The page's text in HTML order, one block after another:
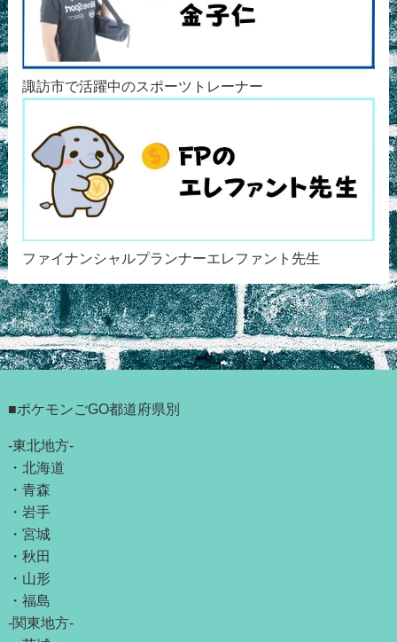
諏訪市で活躍中のスポーツトレーナー
ファイナンシャルプランナーエレファント先生
■ポケモンごGO都道府県別
-東北地方-
・ 北海道
・ 青森
・ 岩手
・ 宮城
・ 秋田
・ 山形
・ 福島
-関東地方-